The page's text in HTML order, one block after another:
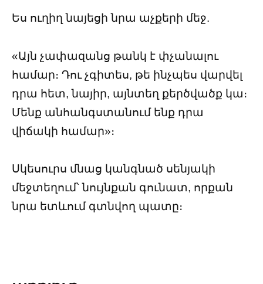
Ես ուղիղ նայեցի նրա աչքերի մեջ.
«Այն չափազանց թանկ է փչանալու
համար։ Դու չգիտես, թե ինչպես վարվել
դրա հետ, նայիր, այնտեղ քերծվածք կա։
Մենք անհանգստանում ենք դրա
վիճակի համար»։
Սկեսուրս մնաց կանգնած սենյակի
մեջտեղում՝ նույնքան գունատ, որքան
նրա ետևում գտնվող պատը։